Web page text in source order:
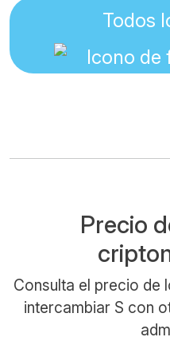
Todos
Precio
Consulta el precio de
intercambiar S con